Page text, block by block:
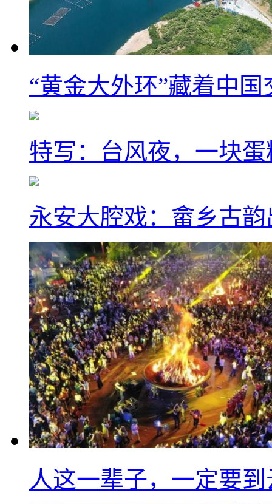
“黄金大外环”藏着中
特写：台风夜，一块
永安大腔戏：畲乡古
人这一辈子，一定要